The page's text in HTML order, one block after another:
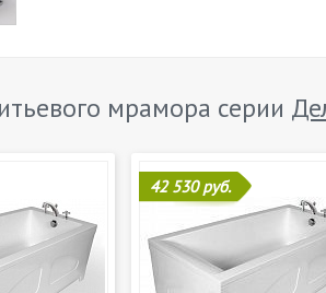
мрамора серии
42 530 руб.